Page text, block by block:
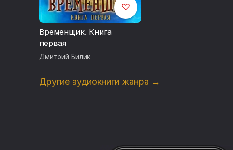
Временщик. Книга
первая
Дмитрий Билик
Другие аудиокниги жанра →